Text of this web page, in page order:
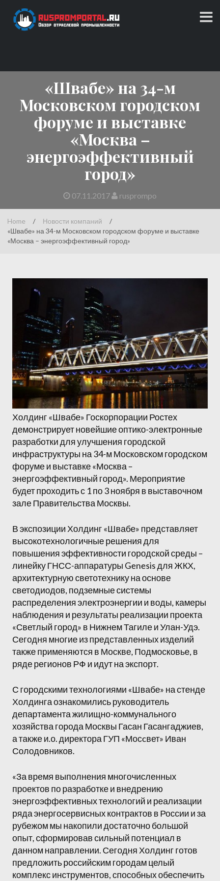
content
«Швабе» на 34-м
Московском городском
форуме и выставке
«Москва –
энергоэффективный
город»
07.11.2017 rusprompo
Home / Новости компаний
/
«Швабе» на 34-м Московском городском форуме и выставке
«Москва – энергоэффективный город»
Холдинг «Швабе» Госкорпорации Ростех
демонстрирует новейшие оптико-электронные
разработки для улучшения городской
инфраструктуры на 34-м Московском городском
форуме и выставке «Москва –
энергоэффективный город». Мероприятие
будет проходить с 1 по 3 ноября в выставочном
зале Правительства Москвы.
В экспозиции Холдинг «Швабе» представляет
высокотехнологичные решения для
повышения эффективности городской среды –
линейку ГНСС-аппаратуры Genesis для ЖКХ,
архитектурную светотехнику на основе
светодиодов, подземные системы
распределения электроэнергии и воды, камеры
наблюдения и результаты реализации проекта
«Светлый город» в Нижнем Тагиле и Улан-Удэ.
Сегодня многие из представленных изделий
также применяются в Москве, Подмосковье, в
ряде регионов РФ и идут на экспорт.
С городскими технологиями «Швабе» на стенде
Холдинга ознакомились руководитель
департамента жилищно-коммунального
хозяйства города Москвы Гасан Гасангаджиев,
а также и.о. директора ГУП «Мосcвет» Иван
Солодовников.
«За время выполнения многочисленных
проектов по разработке и внедрению
энергоэффективных технологий и реализации
ряда энергосервисных контрактов в России и за
рубежом мы накопили достаточно большой
опыт, сформировав сильный потенциал в
данном направлении. Сегодня Холдинг готов
предложить российским городам целый
комплекс инструментов, способных обеспечить